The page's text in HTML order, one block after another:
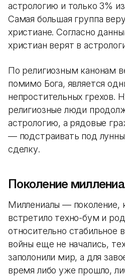
астрологию и только 3%
Самая большая группа
христиане. Согласно
христиан верят в
По религиозным канонам
помимо Бога, является
непростительных грехов.
религиозные люди
астрологию, а рядовые
— подстраивать под
сделку.
Поколение
Миллениалы — поколение,
встретило техно-бум и
относительно стабильное
войны еще не начались,
заполонили мир, а для
время либо уже прошло,